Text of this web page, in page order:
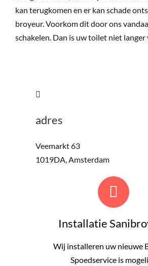
kan terugkomen en er kan schade
broyeur. Voorkom dit door ons
schakelen. Dan is uw toilet niet
adres
Veemarkt 63
1019DA, Amsterdam
Installatie
Wij installeren uw nieuwe
Spoedservice is